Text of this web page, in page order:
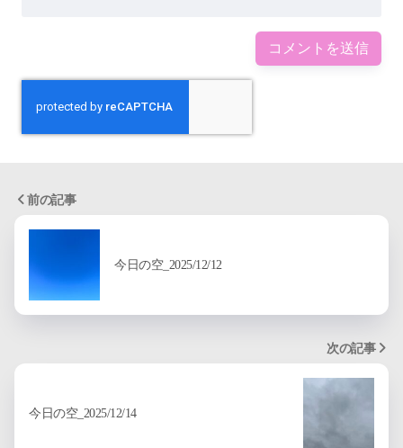
前の記事
今日の空_2025/12/12
次の記事
今日の空_2025/12/14